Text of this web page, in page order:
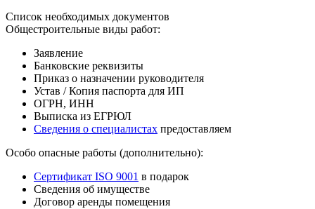
Список необходимых документов
Общестроительные виды работ:
Заявление
Банковские реквизиты
Приказ о назначении руководителя
Устав / Копия паспорта для ИП
ОГРН, ИНН
Выписка из ЕГРЮЛ
Сведения о специалистах предоставляем
Особо опасные работы (дополнительно):
Сертификат ISO 9001 в подарок
Сведения об имуществе
Договор аренды помещения